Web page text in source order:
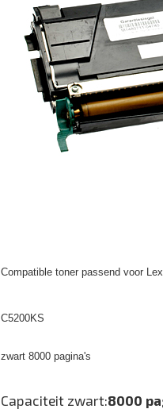
Compatible toner passend voor
C5200KS
zwart 8000 pagina's
Capaciteit zwart:8000